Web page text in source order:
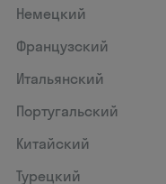
Немецкий
Французский
Итальянский
Португальский
Китайский
Турецкий